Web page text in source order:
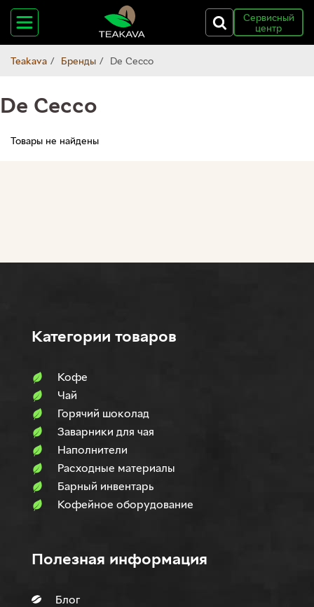
Сервисный
центр
Teakava Бренды De Cecco
De Cecco
Товары не найдены
Категории товаров
Кофе
Чай
Горячий шоколад
Заварники для чая
Наполнители
Расходные материалы
Барный инвентарь
Кофейное оборудование
Полезная информация
Блог